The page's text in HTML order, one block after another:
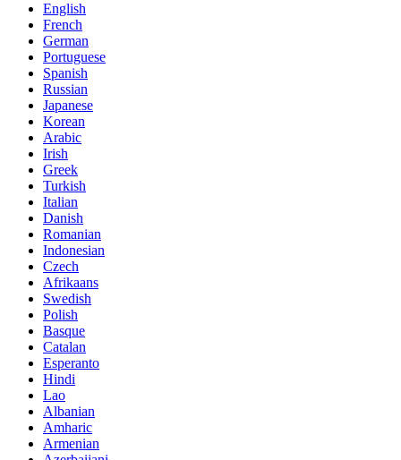
English
French
German
Portuguese
Spanish
Russian
Japanese
Korean
Arabic
Irish
Greek
Turkish
Italian
Danish
Romanian
Indonesian
Czech
Afrikaans
Swedish
Polish
Basque
Catalan
Esperanto
Hindi
Lao
Albanian
Amharic
Armenian